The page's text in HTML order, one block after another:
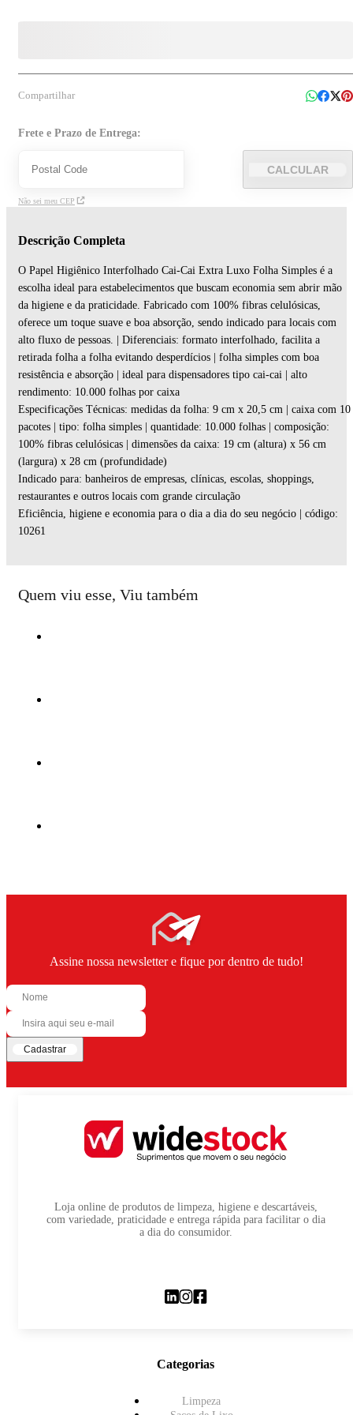
Compartilhar
Frete e Prazo de Entrega:
CALCULAR
Não sei meu CEP
Descrição Completa
O Papel Higiênico Interfolhado Cai-Cai Extra Luxo Folha Simples é a
escolha ideal para estabelecimentos que buscam economia sem abrir mão
da higiene e da praticidade. Fabricado com 100% fibras celulósicas,
oferece um toque suave e boa absorção, sendo indicado para locais com
alto fluxo de pessoas. | Diferenciais: formato interfolhado, facilita a
retirada folha a folha evitando desperdícios | folha simples com boa
resistência e absorção | ideal para dispensadores tipo cai-cai | alto
rendimento: 10.000 folhas por caixa
Especificações Técnicas: medidas da folha: 9 cm x 20,5 cm | caixa com 10
pacotes | tipo: folha simples | quantidade: 10.000 folhas | composição:
100% fibras celulósicas | dimensões da caixa: 19 cm (altura) x 56 cm
(largura) x 28 cm (profundidade)
Indicado para: banheiros de empresas, clínicas, escolas, shoppings,
restaurantes e outros locais com grande circulação
Eficiência, higiene e economia para o dia a dia do seu negócio | código:
10261
Quem viu esse, Viu também
Assine nossa newsletter e fique por dentro de tudo!
Cadastrar
Loja online de produtos de limpeza, higiene e descartáveis,
com variedade, praticidade e entrega rápida para facilitar o dia
a dia do consumidor.
Categorias
Limpeza